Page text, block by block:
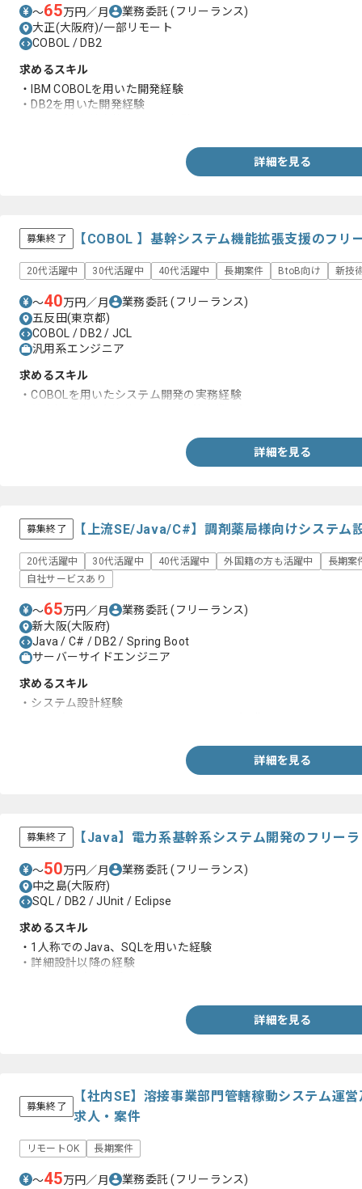
〜65万円／月 業務委託(フリーランス)
大正(大阪府)/一部リモート
COBOL / DB2
求めるスキル
・IBM COBOLを用いた開発経験
・DB2を用いた開発経験
詳細を見る
募集終了 【COBOL 】基幹システム機能拡張支援のフリ
20代活躍中 30代活躍中 40代活躍中 長期案件 BtoB向け 新技
〜40万円／月 業務委託(フリーランス)
五反田(東京都)
COBOL / DB2 / JCL
汎用系エンジニア
求めるスキル
・COBOLを用いたシステム開発の実務経験
詳細を見る
募集終了 【上流SE/Java/C#】調剤薬局様向けシステム
20代活躍中 30代活躍中 40代活躍中 外国籍の方も活躍中
長期案
自社サービスあり
〜65万円／月 業務委託(フリーランス)
新大阪(大阪府)
Java / C# / DB2 / Spring Boot
サーバーサイドエンジニア
求めるスキル
・システム設計経験
詳細を見る
募集終了 【Java】電力系基幹系システム開発のフリー
〜50万円／月 業務委託(フリーランス)
中之島(大阪府)
SQL / DB2 / JUnit / Eclipse
求めるスキル
・1人称でのJava、SQLを用いた経験
・詳細設計以降の経験
詳細を見る
募集終了
【社内SE】溶接事業部門管轄稼動システム運
求人・案件
リモートOK 長期案件
〜45万円／月 業務委託(フリーランス)